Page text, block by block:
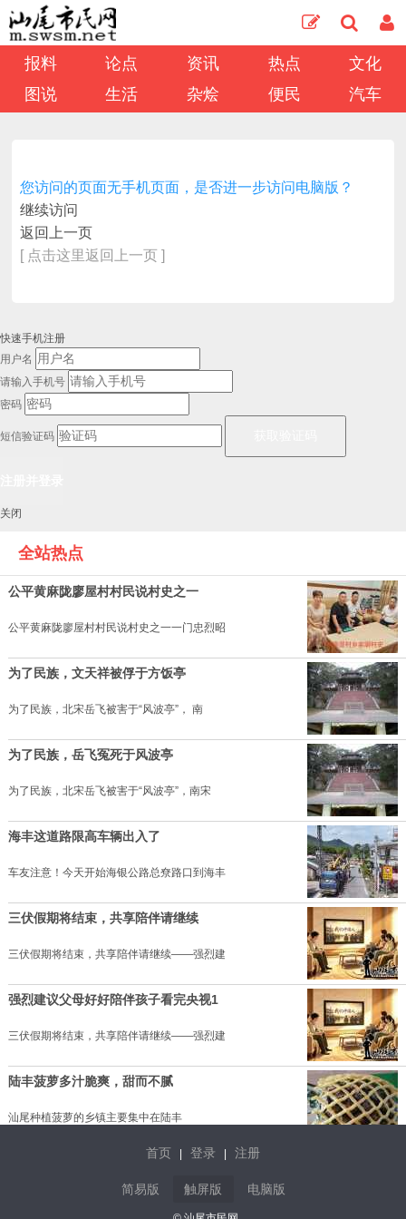
报料 论点 资讯 热点
文化
图说
生活 杂烩 便民 汽车
您访问的页面无手机页面，是否进一步访问电脑版？
继续访问
返回上一页
[ 点击这里返回上一页 ]
快速手机注册
用户名
请输入手机号
密码
短信验证码
关闭
全站热点
公平黄麻陇廖屋村村民说村史之一
公平黄麻陇廖屋村村民说村史之一一门忠烈昭
为了民族，文天祥被俘于方饭亭
为了民族，北宋岳飞被害于“风波亭”， 南
为了民族，岳飞冤死于风波亭
为了民族，北宋岳飞被害于“风波亭”，南宋
海丰这道路限高车辆出入了
车友注意！今天开始海银公路总尞路口到海丰
三伏假期将结束，共享陪伴请继续
三伏假期将结束，共享陪伴请继续——强烈建
强烈建议父母好好陪伴孩子看完央视1
三伏假期将结束，共享陪伴请继续——强烈建
陆丰菠萝多汁脆爽，甜而不腻
汕尾种植菠萝的乡镇主要集中在陆丰
海丰红宫红场旧址纪念馆小小讲解员
在近日举行的 “党的故事我来讲——
首页 登录 注册
简易版 触屏版 电脑版